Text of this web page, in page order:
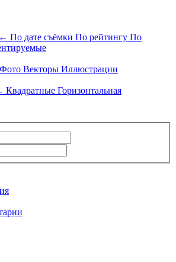
← По дате съёмки По рейтингу По
Фото Векторы Иллюстрации
Квадратные Горизонтальная